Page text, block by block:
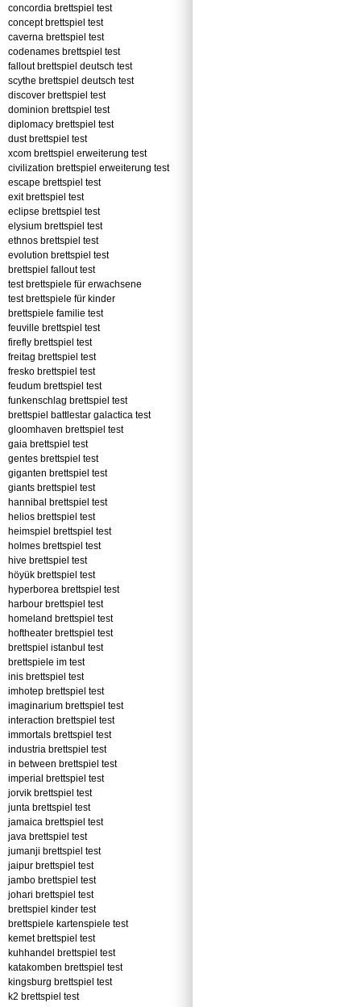
concordia brettspiel test
concept brettspiel test
caverna brettspiel test
codenames brettspiel test
fallout brettspiel deutsch test
scythe brettspiel deutsch test
discover brettspiel test
dominion brettspiel test
diplomacy brettspiel test
dust brettspiel test
xcom brettspiel erweiterung test
civilization brettspiel erweiterung test
escape brettspiel test
exit brettspiel test
eclipse brettspiel test
elysium brettspiel test
ethnos brettspiel test
evolution brettspiel test
brettspiel fallout test
test brettspiele für erwachsene
test brettspiele für kinder
brettspiele familie test
feuville brettspiel test
firefly brettspiel test
freitag brettspiel test
fresko brettspiel test
feudum brettspiel test
funkenschlag brettspiel test
brettspiel battlestar galactica test
gloomhaven brettspiel test
gaia brettspiel test
gentes brettspiel test
giganten brettspiel test
giants brettspiel test
hannibal brettspiel test
helios brettspiel test
heimspiel brettspiel test
holmes brettspiel test
hive brettspiel test
höyük brettspiel test
hyperborea brettspiel test
harbour brettspiel test
homeland brettspiel test
hoftheater brettspiel test
brettspiel istanbul test
brettspiele im test
inis brettspiel test
imhotep brettspiel test
imaginarium brettspiel test
interaction brettspiel test
immortals brettspiel test
industria brettspiel test
in between brettspiel test
imperial brettspiel test
jorvik brettspiel test
junta brettspiel test
jamaica brettspiel test
java brettspiel test
jumanji brettspiel test
jaipur brettspiel test
jambo brettspiel test
johari brettspiel test
brettspiel kinder test
brettspiele kartenspiele test
kemet brettspiel test
kuhhandel brettspiel test
katakomben brettspiel test
kingsburg brettspiel test
k2 brettspiel test